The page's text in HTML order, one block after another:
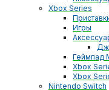
Xbox Series
Игры
Геймпад
Xbox
Xbox
Nintendo Switch